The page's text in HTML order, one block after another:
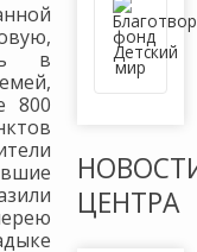
в
800
ЦЕНТРА